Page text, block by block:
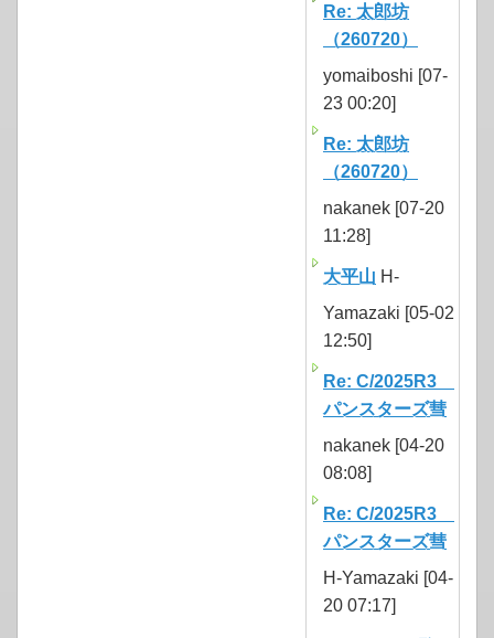
Re: 太郎坊
（260720）
yomaiboshi [07-
23 00:20]
Re: 太郎坊
（260720）
nakanek [07-20
11:28]
大平山 H-
Yamazaki [05-02
12:50]
Re: C/2025R3
パンスターズ彗
nakanek [04-20
08:08]
Re: C/2025R3
パンスターズ彗
H-Yamazaki [04-
20 07:17]